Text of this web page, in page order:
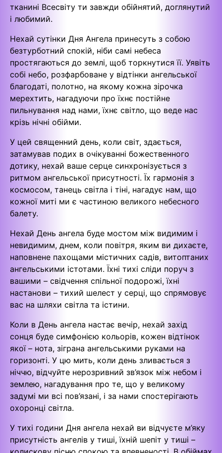
тканині Всесвіту ти завжди обійнятий, доглянутий
і любимий.
Нехай сутінки Дня Ангела принесуть з собою
безтурботний спокій, ніби самі небеса
простягаються до землі, щоб торкнутися її. Уявіть
собі небо, розфарбоване у відтінки ангельської
благодаті, полотно, на якому кожна зірочка
мерехтить, нагадуючи про їхнє постійне
пильнування над нами, їхнє світло, що веде нас
крізь нічні обійми.
У цей священний день, коли світ, здається,
затамував подих в очікуванні божественного
дотику, нехай ваше серце синхронізується з
ритмом ангельської присутності. Їх гармонія з
космосом, танець світла і тіні, нагадує нам, що
кожної миті ми є частиною великого небесного
балету.
Нехай День ангела буде мостом між видимим і
невидимим, днем, коли повітря, яким ви дихаєте,
наповнене пахощами містичних садів, витоптаних
ангельськими істотами. Їхні тихі сліди поруч з
вашими – свідчення спільної подорожі, їхні
настанови – тихий шелест у серці, що спрямовує
вас на шляхи світла та істини.
Коли в День ангела настає вечір, нехай захід
сонця буде симфонією кольорів, кожен відтінок
якої – нота, зіграна ангельськими руками на
горизонті. У цю мить, коли день зливається з
ніччю, відчуйте нерозривний зв’язок між небом і
землею, нагадування про те, що у великому
задумі ми всі пов’язані, і за нами спостерігають
охоронці світла.
У тихі години Дня ангела нехай ви відчуєте м’яку
присутність ангелів у тиші, їхній шепіт у тиші –